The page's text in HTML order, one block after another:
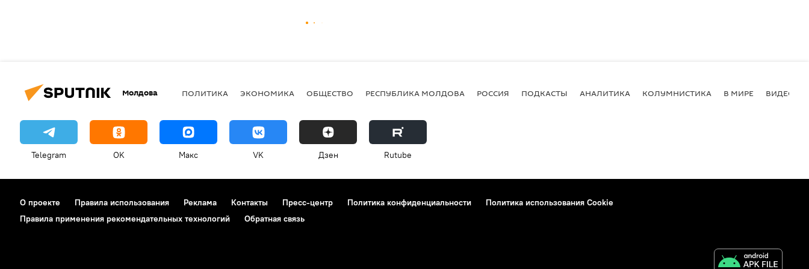
Молдова ПОЛИТИКА ЭКОНОМИКА ОБЩЕСТВО РЕСПУБЛИКА МОЛДОВА РОССИЯ ПОДКАСТЫ АНАЛИТИКА КОЛУМНИСТИКА В МИРЕ ВИДЕО
Telegram OK Макс VK Дзен Rutube
О проекте Правила использования Реклама Контакты Пресс-центр Политика конфиденциальности
Политика использования Cookie
Правила применения рекомендательных технологий
Обратная связь